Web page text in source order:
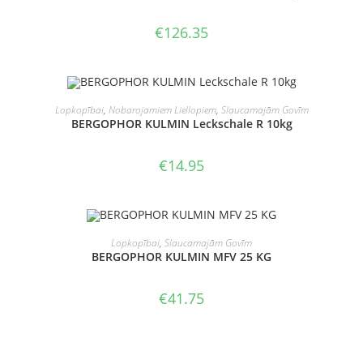
€126.35
PIEVIENOT GROZAM
Lopkopībai, Nobarojamiem Liellopiem, Slaucamajām Govīm
BERGOPHOR KULMIN Leckschale R 10kg
€14.95
LASĪT VAIRĀK
Lopkopībai, Slaucamajām Govīm
BERGOPHOR KULMIN MFV 25 KG
€41.75